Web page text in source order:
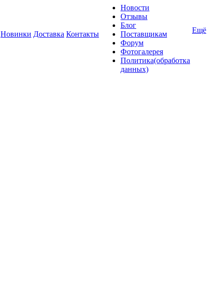
Новинки Доставка Контакты
Новости
Отзывы
Блог
Поставщикам
Форум
Фотогалерея
Политика(обработка
данных)
Ещё